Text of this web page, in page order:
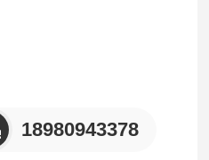
机/鸿蒙系统/运行流畅/高清拍摄
18980943378